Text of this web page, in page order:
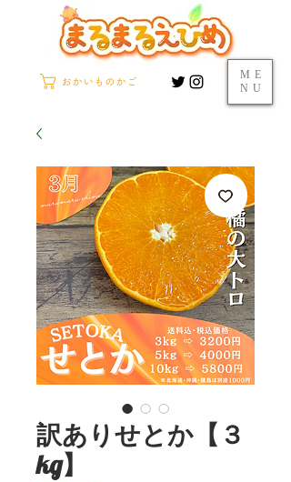
ME
NU
おかいものかご
訳ありせとか【３
kg】